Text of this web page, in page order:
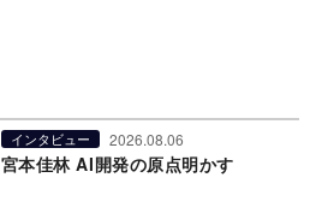
インタビュー 2026.08.06
宮本佳林 AI開発の原点明かす